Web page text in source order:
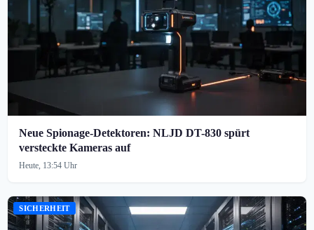
Neue Spionage-Detektoren: NLJD DT-830 spürt
versteckte Kameras auf
Heute, 13:54 Uhr
SICHERHEIT